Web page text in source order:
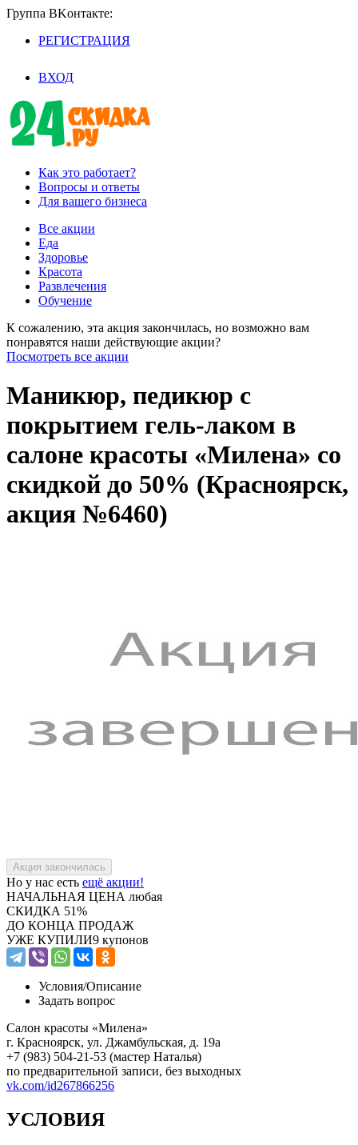
Группа BKoнтaктe:
РЕГИСТРАЦИЯ
ВХОД
Как это работает?
Вопросы и ответы
Для вашего бизнеса
Все акции
Еда
Здоровье
Красота
Развлечения
Обучение
К сожалению, эта акция закончилась, но возможно вам
понравятся наши действующие акции?
Посмотреть все акции
Маникюр, педикюр с
покрытием гель-лаком в
салоне красоты «Милена» со
скидкой до 50% (Красноярск,
акция №6460)
Но у нас есть ещё акции!
НАЧАЛЬНАЯ ЦЕНА любая
СКИДКА 51%
ДО КОНЦА ПРОДАЖ
УЖЕ КУПИЛИ9 купонов
Условия/Описание
Задать вопрос
Салон красоты «Милена»
г. Красноярск, ул. Джамбульская, д. 19а
+7 (983) 504-21-53 (мастер Наталья)
по предварительной записи, без выходных
vk.com/id267866256
УСЛОВИЯ